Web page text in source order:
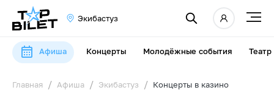
Экибастуз
Афиша Концерты Молодёжные события Театр
Главная Афиша Экибастуз Концерты в казино